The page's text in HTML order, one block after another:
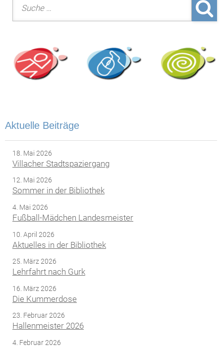
Aktuelle Beiträge
18. Mai 2026
Villacher Stadtspaziergang
12. Mai 2026
Sommer in der Bibliothek
4. Mai 2026
Fußball-Mädchen Landesmeister
10. April 2026
Aktuelles in der Bibliothek
25. März 2026
Lehrfahrt nach Gurk
16. März 2026
Die Kummerdose
23. Februar 2026
Hallenmeister 2026
4. Februar 2026